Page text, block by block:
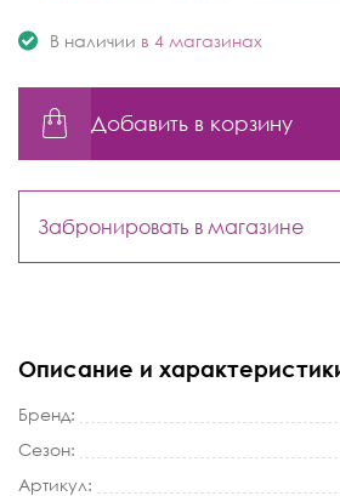
В наличии в 4 магазинах
Добавить в корзину
Забронировать в магазине
Описание и
Бренд:
Сезон:
Артикул: